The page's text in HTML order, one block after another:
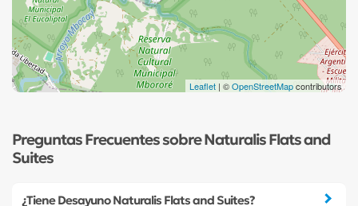
Leaflet | ©OpenStreetMapcontributors
Preguntas Frecuentes sobre Naturalis Flats and
Suites
¿Tiene Desayuno Naturalis Flats and Suites?